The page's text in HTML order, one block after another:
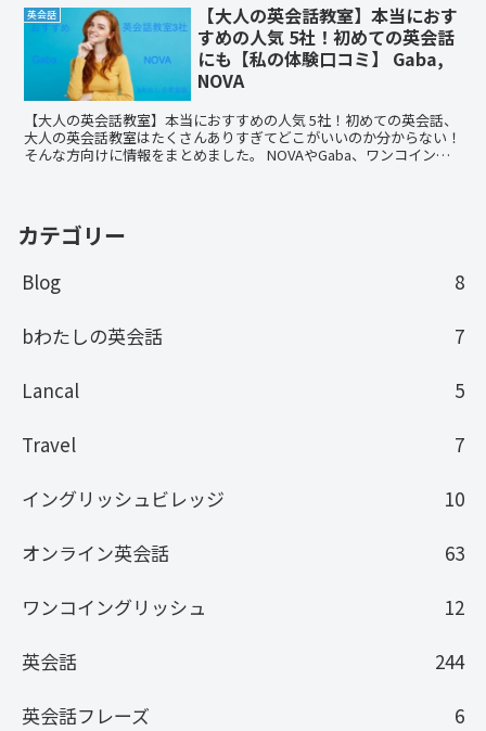
英会話
【大人の英会話教室】本当におす
すめの人気 5社！初めての英会話
にも【私の体験口コミ】 Gaba,
NOVA
【大人の英会話教室】本当におすすめの人気 5社！初めての英会話、
大人の英会話教室はたくさんありすぎてどこがいいのか分からない！
そんな方向けに情報をまとめました。 NOVAやGaba、ワンコインイ
カテゴリー
Blog
8
bわたしの英会話
7
Lancal
5
Travel
7
イングリッシュビレッジ
10
オンライン英会話
63
ワンコイングリッシュ
12
英会話
244
英会話フレーズ
6